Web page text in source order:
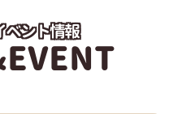
ント情報